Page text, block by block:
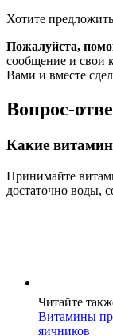
Хотите
Пожалуйста,
сообщение и свои
Вами и вместе
Вопрос-
Какие
Принимайте
достаточно воды,
Читайте
Витамины
яичников